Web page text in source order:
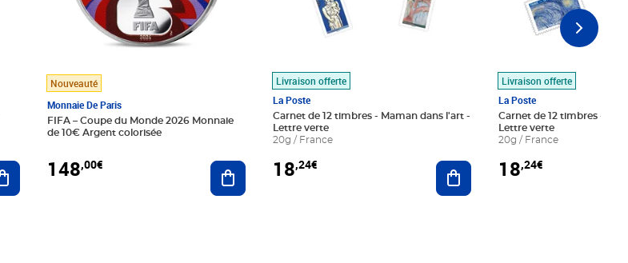
Ajouter au panier
Nouveauté
Monnaie De Paris
FIFA – Coupe du Monde 2026 Monnaie
de 10€ Argent colorisée
148,00€ Ajouter au panier
Livraison offerte
La Poste
Carnet de 12 timbres - Maman dans l'art -
Lettre verte
20g / France
18,24€ Ajouter au panier
Livraison offerte
La Poste
Carnet de 12 timbres - Le
Lettre verte
20g / France
18,24€